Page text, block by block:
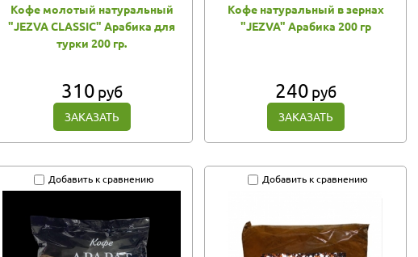
Кофе молотый натуральный
"JEZVA CLASSIC" Арабика для
турки 200 гр.
310 руб
ЗАКАЗАТЬ
Кофе натуральный в зернах
"JEZVA" Арабика 200 гр
240 руб
ЗАКАЗАТЬ
Добавить к сравнению Добавить к сравнению